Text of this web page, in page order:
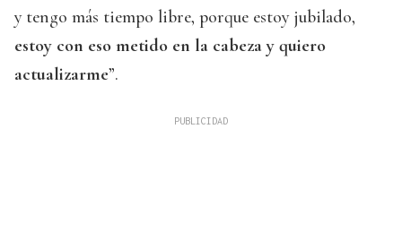
y tengo más tiempo libre, porque estoy jubilado,
estoy con eso metido en la cabeza y quiero
actualizarme”.